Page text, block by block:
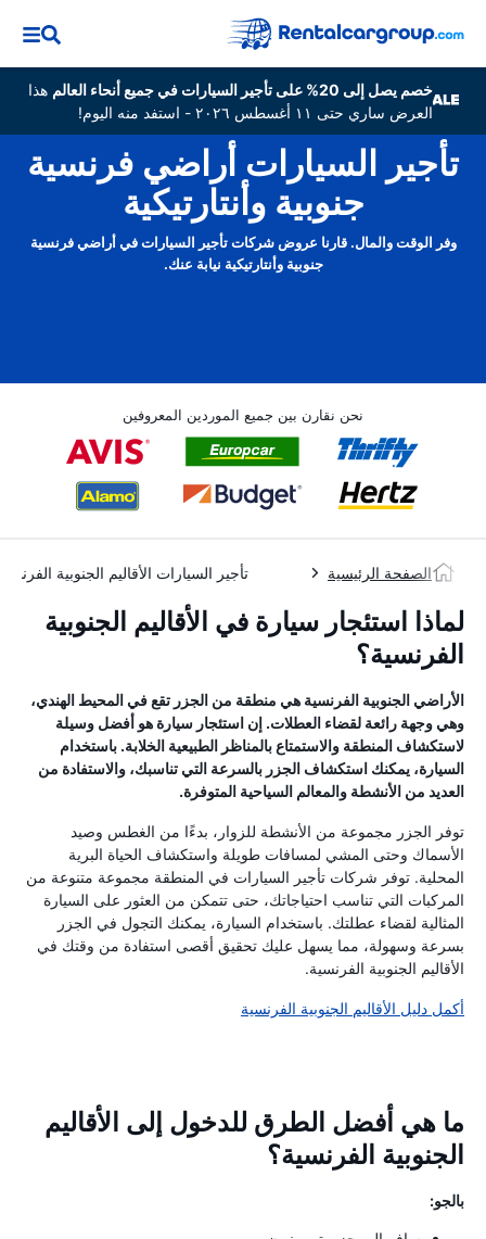
خصم يصل إلى 20% على تأجير السيارات في جميع أنحاء العالم
هذا
العرض ساري حتى ١١ أغسطس ٢٠٢٦ - استفد منه اليوم!
تأجير السيارات أراضي فرنسية
جنوبية وأنتارتيكية
وفر الوقت والمال. قارنا عروض شركات تأجير السيارات في أراضي فرنسية
جنوبية وأنتارتيكية نيابة عنك.
نحن نقارن بين جميع الموردين المعروفين
الصفحة الرئيسية تأجير السيارات الأقاليم الجنوبية
لماذا استئجار سيارة في الأقاليم الجنوبية
الفرنسية؟
الأراضي الجنوبية الفرنسية هي منطقة من الجزر تقع في المحيط الهندي،
وهي وجهة رائعة لقضاء العطلات. إن استئجار سيارة هو أفضل وسيلة
لاستكشاف المنطقة والاستمتاع بالمناظر الطبيعية الخلابة. باستخدام
السيارة، يمكنك استكشاف الجزر بالسرعة التي تناسبك، والاستفادة من
العديد من الأنشطة والمعالم السياحية المتوفرة.
توفر الجزر مجموعة من الأنشطة للزوار، بدءًا من الغطس وصيد
الأسماك وحتى المشي لمسافات طويلة واستكشاف الحياة البرية
المحلية. توفر شركات تأجير السيارات في المنطقة مجموعة متنوعة من
المركبات التي تناسب احتياجاتك، حتى تتمكن من العثور على السيارة
المثالية لقضاء عطلتك. باستخدام السيارة، يمكنك التجول في الجزر
بسرعة وسهولة، مما يسهل عليك تحقيق أقصى استفادة من وقتك في
الأقاليم الجنوبية الفرنسية.
أكمل دليل الأقاليم الجنوبية الفرنسية
ما هي أفضل الطرق للدخول إلى الأقاليم
الجنوبية الفرنسية؟
بالجو: